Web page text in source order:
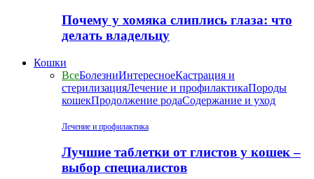
Почему у хомяка слиплись глаза: что
делать владельцу
Кошки
ВсеБолезниИнтересноеКастрация и
стерилизацияЛечение и профилактикаПороды
кошекПродолжение родаСодержание и уход
Лечение и профилактика
Лучшие таблетки от глистов у кошек –
выбор специалистов